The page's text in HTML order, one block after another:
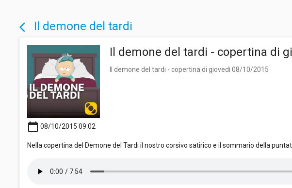
arrow_back_ios Il demone del tardi
Il demone del tardi - copertina di
Il demone del tardi - copertina di giovedì 08/10/2015
calendar_today 08/10/2015 09:02
Nella copertina del Demone del Tardi il nostro corsivo satirico e il sommario della